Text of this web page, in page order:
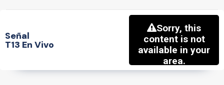
Señal
T13 En Vivo